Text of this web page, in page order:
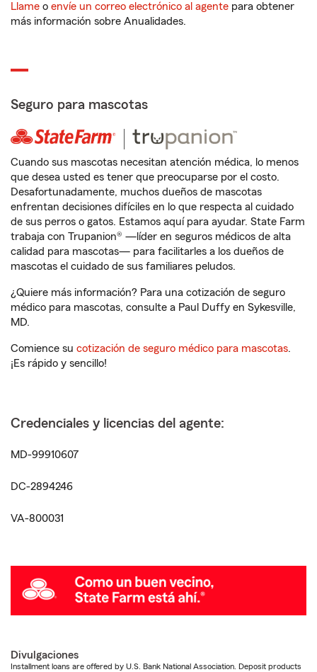
Llame o envíe un correo electrónico al agente para obtener
más información sobre Anualidades.
Seguro para mascotas
Cuando sus mascotas necesitan atención médica, lo menos
que desea usted es tener que preocuparse por el costo.
Desafortunadamente, muchos dueños de mascotas
enfrentan decisiones difíciles en lo que respecta al cuidado
de sus perros o gatos. Estamos aquí para ayudar. State Farm
trabaja con Trupanion® —líder en seguros médicos de alta
calidad para mascotas— para facilitarles a los dueños de
mascotas el cuidado de sus familiares peludos.
¿Quiere más información? Para una cotización de seguro
médico para mascotas, consulte a Paul Duffy en Sykesville,
MD.
Comience su cotización de seguro médico para mascotas.
¡Es rápido y sencillo!
Credenciales y licencias del agente:
MD-99910607
DC-2894246
VA-800031
Divulgaciones
Installment loans are offered by U.S. Bank National Association. Deposit products